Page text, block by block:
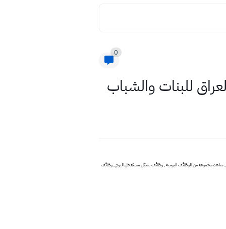
0
11 - 1 - 2020 وظائف عراقية , مجموعة وظائف في العراق 2020 , مجموعة وظائف 2020 , وظائف جديد مجموعة وظائف , المجموعة وظائف في شركات اهلية , تعيينات العراق , وظائف في المحافظات العراقية شاغرة 2020 , شاهد مجموعة من الوظائف اليومية , وظائف بشكل مستعجل اليوم , وظائف